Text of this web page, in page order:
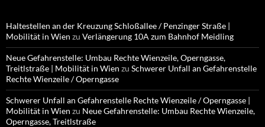
Haltestellen an der Kreuzung Schloßallee / Penzinger Straße |
Mobilität in Wien zu Verlängerung 10A zum Bahnhof Meidling
Neue Gefahrenstelle: Umbau Rechte Wienzeile, Operngasse,
Treitlstraße | Mobilität in Wien zu Schwerer Unfall an Gefahrenstelle
Rechte Wienzeile / Operngasse
Schwerer Unfall an Gefahrenstelle Rechte Wienzeile / Operngasse |
Mobilität in Wien zu Neue Gefahrenstelle: Umbau Rechte Wienzeile,
Operngasse, Treitlstraße